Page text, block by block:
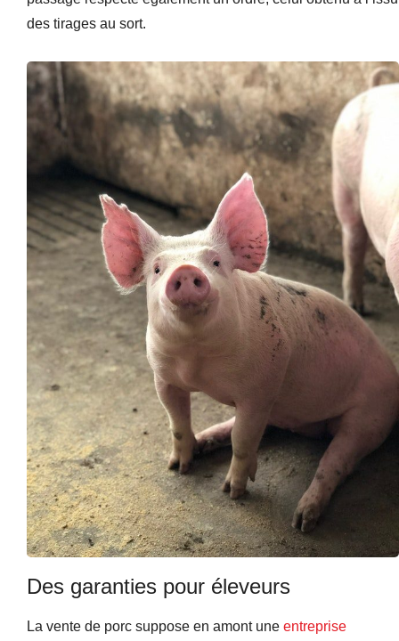
des tirages au sort.
Des garanties pour éleveurs
La vente de porc suppose en amont une entreprise